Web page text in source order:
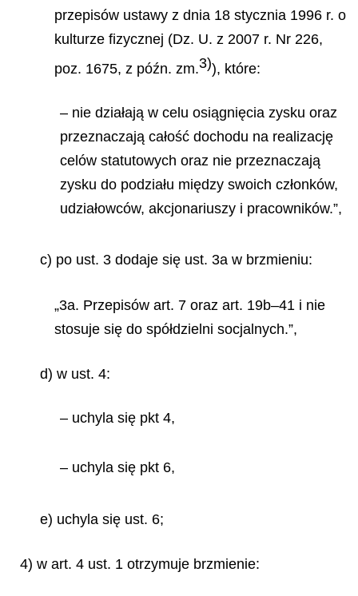
przepisów ustawy z dnia 18 stycznia 1996 r. o
kulturze fizycznej (Dz. U. z 2007 r. Nr 226,
poz. 1675, z późn. zm.3)), które:
– nie działają w celu osiągnięcia zysku oraz
przeznaczają całość dochodu na realizację
celów statutowych oraz nie przeznaczają
zysku do podziału między swoich członków,
udziałowców, akcjonariuszy i pracowników.”,
c) po ust. 3 dodaje się ust. 3a w brzmieniu:
„3a. Przepisów art. 7 oraz art. 19b–41 i nie
stosuje się do spółdzielni socjalnych.”,
d) w ust. 4:
– uchyla się pkt 4,
– uchyla się pkt 6,
e) uchyla się ust. 6;
4) w art. 4 ust. 1 otrzymuje brzmienie: